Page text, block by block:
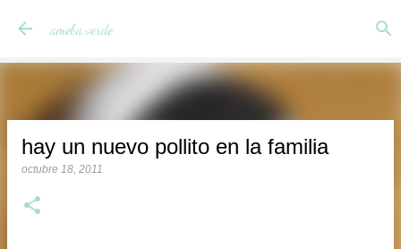
ameba verde
hay un nuevo pollito en la familia
octubre 18, 2011